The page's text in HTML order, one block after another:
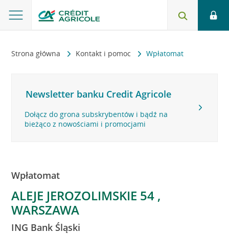
Strona główna Kontakt i pomoc Wpłatomat
Newsletter banku Credit Agricole
Dołącz do grona subskrybentów i bądź na
bieżąco z nowościami i promocjami
Wpłatomat
ALEJE JEROZOLIMSKIE 54 ,
WARSZAWA
ING Bank Śląski